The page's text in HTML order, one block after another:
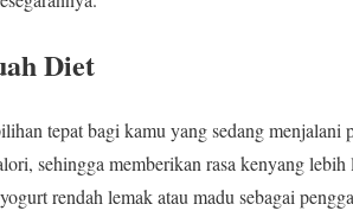
Diet
tepat bagi kamu yang sedang
sehingga memberikan rasa kenyang
rendah lemak atau madu sebagai